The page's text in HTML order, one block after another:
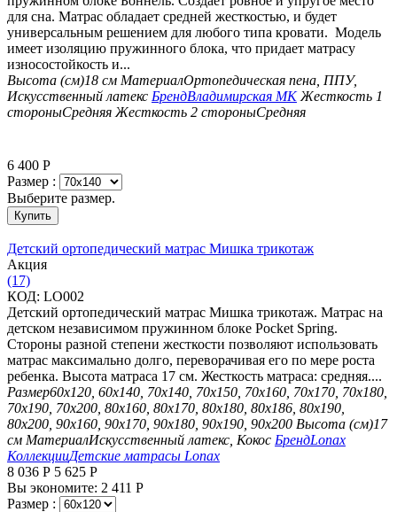
для сна. Матрас обладает средней жесткостью, и будет
универсальным решением для любого типа кровати. Модель
имеет изоляцию пружинного блока, что придает матрасу
износостойкость и...
Высота (см)18 см МатериалОртопедическая пена, ППУ,
Искусственный латекс БрендВладимирская МК Жесткость 1
стороныСредняя Жесткость 2 стороныСредняя
6 400 Р
Размер :
Выберите размер.
Купить
Детский ортопедический матрас Мишка трикотаж
Aкция
(17)
КОД: LO002
Детский ортопедический матрас Мишка трикотаж. Матрас на
детском независимом пружинном блоке Pocket Spring.
Стороны разной степени жесткости позволяют использовать
матрас максимально долго, переворачивая его по мере роста
ребенка. Высота матраса 17 см. Жесткость матраса: средняя....
Размер60х120, 60х140, 70х140, 70х150, 70х160, 70х170, 70х180,
70х190, 70х200, 80х160, 80х170, 80х180, 80х186, 80х190,
80х200, 90х160, 90х170, 90х180, 90х190, 90х200 Высота (см)17
см МатериалИскусственный латекс, Кокос БрендLonax
КоллекцииДетские матрасы Lonax
8 036 Р 5 625 Р
Вы экономите: 2 411 Р
Размер :